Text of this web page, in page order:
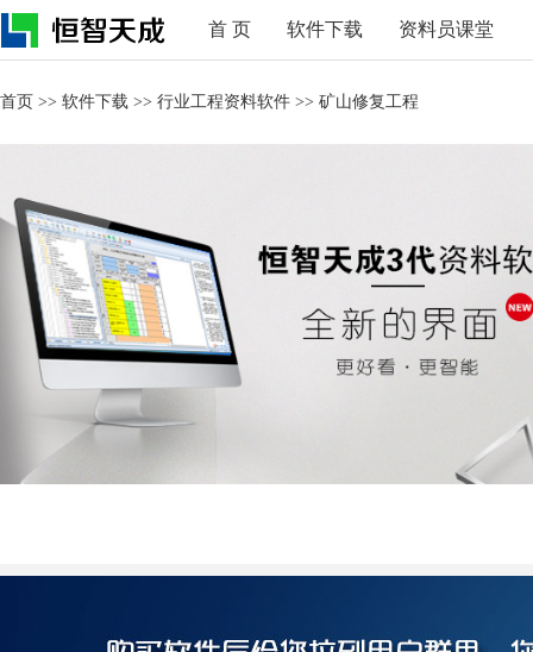
首 页 软件下载 资料员课堂
首页 >> 软件下载 >> 行业工程资料软件 >> 矿山修复工程